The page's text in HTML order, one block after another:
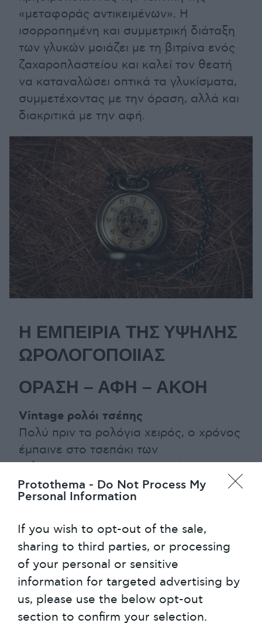
Protothema - Do Not Process My
Personal Information
If you wish to opt-out of the sale,
sharing to third parties, or processing
of your personal or sensitive
information for targeted advertising by
us, please use the below opt-out
section to confirm your selection.
«μεταφοράς αντικειμένων». Η
ισορροπημένη και συμμετρική διάταξη
των γλυκών μοιάζει με τη βιτρίνα ενός
ζαχαροπλαστείου και καλεί τον θεατή
να καταναλώσει οπτικά τα γλυκίσματα,
συμμετέχοντας με την όραση, αλλά και
διακριτικά με την αφή.
Η ΕΜΠΕΙΡΙΑ ΤΗΣ ΥΨΗΛΗΣ
ΩΡΟΛΟΓΟΠΟΙΙΑΣ
ΟΡΑΣΗ – ΑΦΗ – ΑΚΟΗ
Vintage ρολόι τσέπης
Πολύ πριν τα ρολόγια χειρός, ο χρόνος
έμπαινε στο τσεπάκι των
εκλεπτυσμένων αριστοκρατών της
εποχής, αρχής γενομένης από τα τέλη
του 18ου αιώνα. Τα ρολόγια εκείνα
πέρα από το να μετρούν τις ώρες και
τα λεπτά, αλλά και μια γοητεία που
αναβιώνει ξανά. Διάσημοι ελβετικοί
οίκοι φέρνουν στο προσκήνιο νέα
μοντέλα, που βασίζονται σε επετειακά
περασμένων εποχών. Εποχές απόλυτης